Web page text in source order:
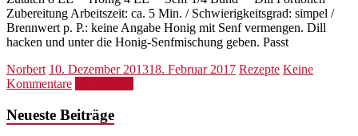
Zubereitung Arbeitszeit: ca. 5 Min. / Schwierigkeitsgrad: simpel /
Brennwert p. P.: keine Angabe Honig mit Senf vermengen. Dill
hacken und unter die Honig-Senfmischung geben. Passt
Norbert 10. Dezember 201318. Februar 2017 Rezepte Keine
Kommentare
Neueste Beiträge